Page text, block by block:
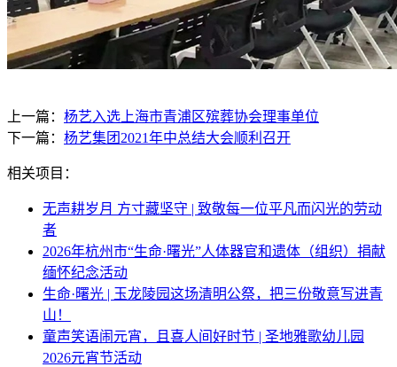
上一篇： 杨艺入选上海市青浦区殡葬协会理事单位
下一篇： 杨艺集团2021年中总结大会顺利召开
相关项目：
无声耕岁月 方寸藏坚守 | 致敬每一位平凡而闪光的劳动
者
2026年杭州市“生命·曙光”人体器官和遗体（组织）捐献
缅怀纪念活动
生命·曙光 | 玉龙陵园这场清明公祭，把三份敬意写进青
山！
童声笑语闹元宵，且喜人间好时节 | 圣地雅歌幼儿园
2026元宵节活动